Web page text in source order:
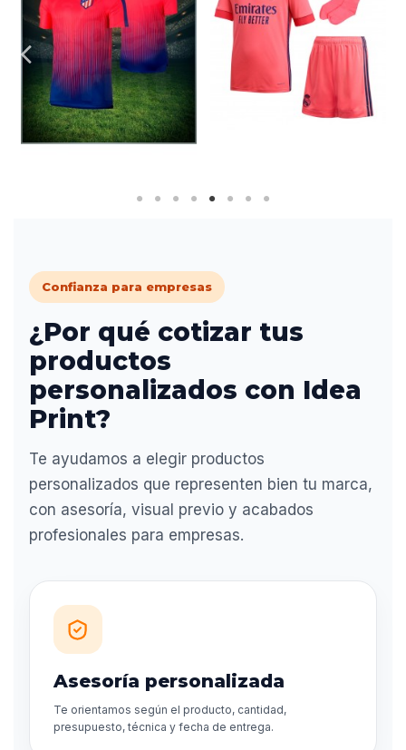
Confianza para empresas
¿Por qué cotizar tus
productos
personalizados con Idea
Print?
Te ayudamos a elegir productos
personalizados que representen bien tu marca,
con asesoría, visual previo y acabados
profesionales para empresas.
Asesoría personalizada
Te orientamos según el producto, cantidad,
presupuesto, técnica y fecha de entrega.